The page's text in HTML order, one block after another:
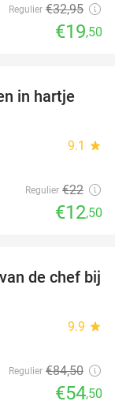
Regulier €32,95
€19,50
43%
in hartje
9.1 star
Regulier €22
€12,50
36%
de chef bij
9.9 star
Regulier €84,50
€54,50